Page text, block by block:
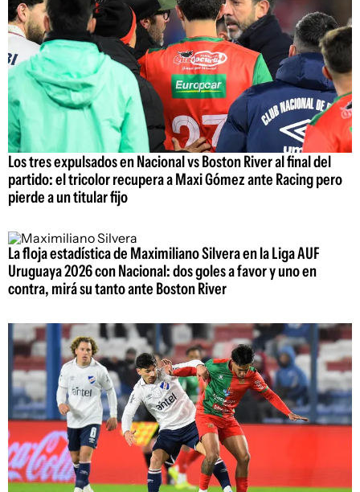
Los tres expulsados en Nacional vs Boston River al final del
partido: el tricolor recupera a Maxi Gómez ante Racing pero
pierde a un titular fijo
La floja estadística de Maximiliano Silvera en la Liga AUF
Uruguaya 2026 con Nacional: dos goles a favor y uno en
contra, mirá su tanto ante Boston River